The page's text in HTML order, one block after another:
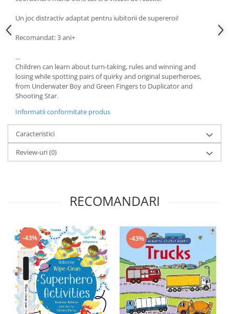
Un joc distractiv adaptat pentru iubitorii de supereroi!
Recomandat: 3 ani+
...
Children can learn about turn-taking, rules and winning and
losing while spotting pairs of quirky and original superheroes,
from Underwater Boy and Green Fingers to Duplicator and
Shooting Star.
Informatii conformitate produs
Caracteristici
Review-uri(0)
RECOMANDARI
-43% -43%